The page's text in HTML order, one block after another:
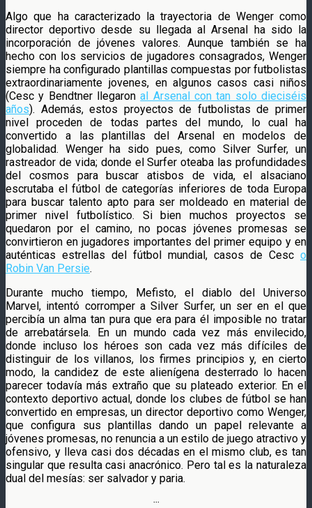
Algo que ha caracterizado la trayectoria de Wenger como
director deportivo desde su llegada al Arsenal ha sido la
incorporación de jóvenes valores. Aunque también se ha
hecho con los servicios de jugadores consagrados, Wenger
siempre ha configurado plantillas compuestas por futbolistas
extraordinariamente jovenes, en algunos casos casi niños
(Cesc y Bendtner llegaronal Arsenal con tan solo dieciséis
años). Además, estos proyectos de futbolistas de primer
nivel proceden de todas partes del mundo, lo cual ha
convertido a las plantillas del Arsenal en modelos de
globalidad. Wenger ha sido pues, como Silver Surfer, un
rastreador de vida; donde el Surfer oteaba las profundidades
del cosmos para buscar atisbos de vida, el alsaciano
escrutaba el fútbol de categorías inferiores de toda Europa
para buscar talento apto para ser moldeado en material de
primer nivel futbolístico. Si bien muchos proyectos se
quedaron por el camino, no pocas jóvenes promesas se
convirtieron en jugadores importantes del primer equipo y en
auténticas estrellas del fútbol mundial, casos de Cesc o
Robin Van Persie.
Durante mucho tiempo, Mefisto, el diablo del Universo
Marvel, intentó corromper a Silver Surfer, un ser en el que
percibía un alma tan pura que era para él imposible no tratar
de arrebatársela. En un mundo cada vez más envilecido,
donde incluso los héroes son cada vez más difíciles de
distinguir de los villanos, los firmes principios y, en cierto
modo, la candidez de este alienígena desterrado lo hacen
parecer todavía más extraño que su plateado exterior. En el
contexto deportivo actual, donde los clubes de fútbol se han
convertido en empresas, un director deportivo como Wenger,
que configura sus plantillas dando un papel relevante a
jóvenes promesas, no renuncia a un estilo de juego atractivo y
ofensivo, y lleva casi dos décadas en el mismo club, es tan
singular que resulta casi anacrónico. Pero tal es la naturaleza
dual del mesías: ser salvador y paria.
···